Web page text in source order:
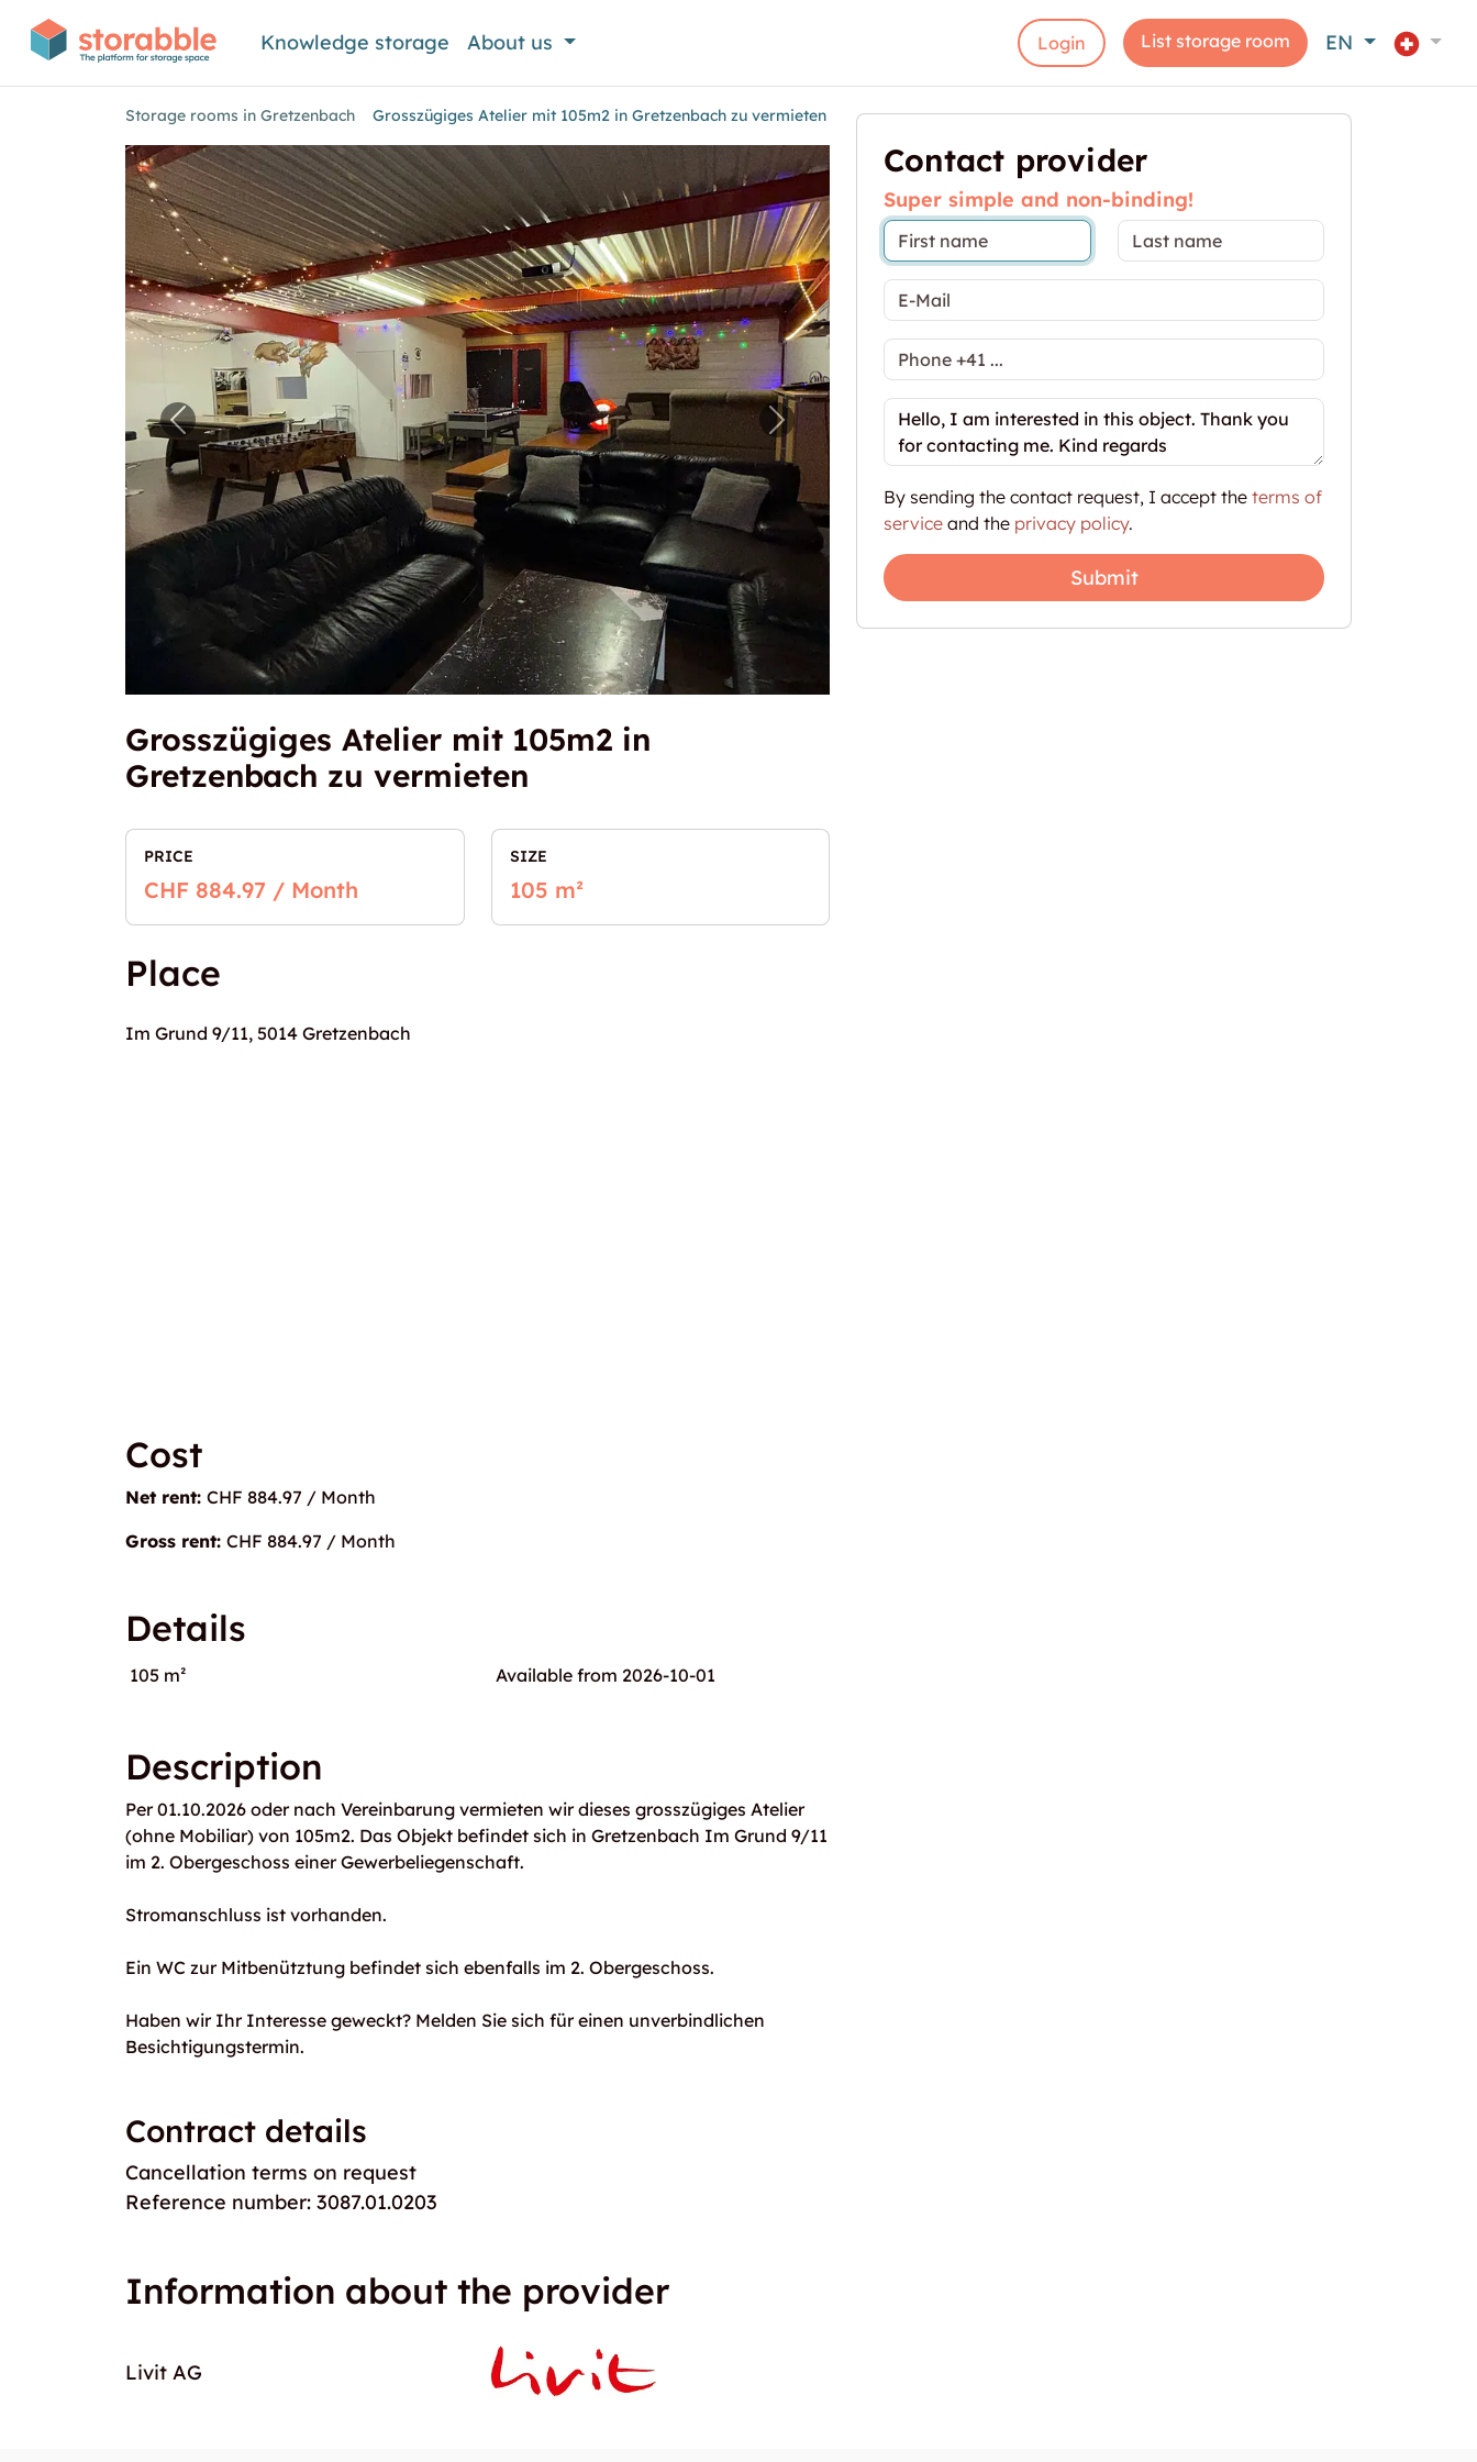
Knowledge storage About us Login List storage room EN
Storage rooms in Gretzenbach Grosszügiges Atelier mit 105m2 in Gretzenbach zu vermieten
Previous image for "Grosszügiges Atelier mit 105m2 in Gretzenbach zu vermieten"Next image for "Grosszügiges Atelier mit 105m2 in Gretzenbach zu
Grosszügiges Atelier mit 105m2 in
Gretzenbach zu vermieten
PRICE
CHF 884.97 / Month
SIZE
105 m²
Place
Im Grund 9/11, 5014 Gretzenbach
Cost
Net rent: CHF 884.97 / Month
Gross rent: CHF 884.97 / Month
Details
105 m² Available from 2026-10-01
Description
Per 01.10.2026 oder nach Vereinbarung vermieten wir dieses grosszügiges Atelier
(ohne Mobiliar) von 105m2. Das Objekt befindet sich in Gretzenbach Im Grund 9/11
im 2. Obergeschoss einer Gewerbeliegenschaft.
Stromanschluss ist vorhanden.
Ein WC zur Mitbenütztung befindet sich ebenfalls im 2. Obergeschoss.
Haben wir Ihr Interesse geweckt? Melden Sie sich für einen unverbindlichen
Besichtigungstermin.
Contract details
Cancellation terms on request
Reference number: 3087.01.0203
Information about the provider
Livit AG
Contact provider
Super simple and non-binding!
By sending the contact request, I accept the terms of
service and the privacy policy.
Submit